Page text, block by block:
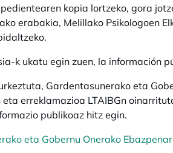
kopia lortzeko, gora
erabakia, Melillako Psikologoen
k ukatu egin zuen, la información
Gardentasunerako eta
erreklamazioa LTAIBGn
publikoaz hitz egin.
eta Gobernu Onerako